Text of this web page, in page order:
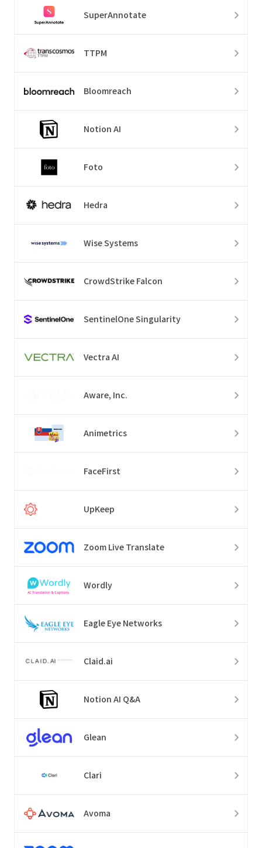
SuperAnnotate
TTPM
Bloomreach
Notion AI
Foto
Hedra
Wise Systems
CrowdStrike Falcon
SentinelOne Singularity
Vectra AI
Aware, Inc.
Animetrics
FaceFirst
UpKeep
Zoom Live Translate
Wordly
Eagle Eye Networks
Claid.ai
Notion AI Q&A
Glean
Clari
Avoma